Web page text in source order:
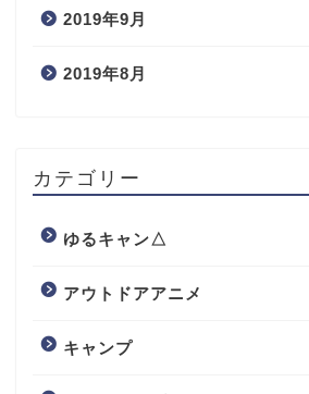
2019年9月
2019年8月
カテゴリー
ゆるキャン△
アウトドアアニメ
キャンプ